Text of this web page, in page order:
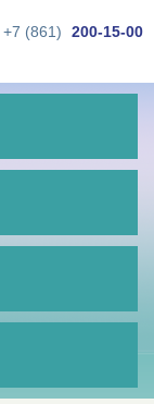
+7 (861) 200-15-00